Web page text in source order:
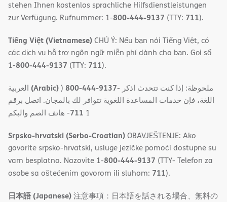
stehen Ihnen kostenlos sprachliche Hilfsdienstleistungen
zur Verfügung. Rufnummer: 1-800-444-9137 (TTY: 711).
Tiếng Việt (Vietnamese)CHÚ Ý: Nếu bạn nói Tiếng Việt, có
các dịch vụ hỗ trợ ngôn ngữ miễn phí dành cho bạn. Gọi số
1-800-444-9137 (TTY: 711).
(Arabic)) 800-444-9137- ملحوظة: إذا كنت تتحدث اذكر
اللغة، فإن خدمات المساعدة اللغویة تتوافر لك بالمجان. اتصل برقم
1
711- ھاتف الصم والبكم
Srpsko-hrvatski (Serbo-Croatian)OBAVJEŠTENJE: Ako
govorite srpsko-hrvatski, usluge jezičke pomoći dostupne su
vam besplatno. Nazovite 1-800-444-9137 (TTY- Telefon za
osobe sa oštećenim govorom ili sluhom: 711).
日本語 (Japanese)注意事項：日本語を話される場合、無料の